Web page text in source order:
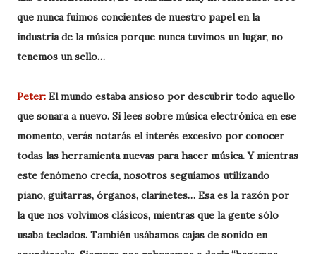
que nunca fuimos concientes de nuestro papel en la
industria de la música porque nunca tuvimos un lugar, no
tenemos un sello…
Peter: El mundo estaba ansioso por descubrir todo aquello
que sonara a nuevo. Si lees sobre música electrónica en ese
momento, verás notarás el interés excesivo por conocer
todas las herramienta nuevas para hacer música. Y mientras
este fenómeno crecía, nosotros seguíamos utilizando
piano, guitarras, órganos, clarinetes… Esa es la razón por
la que nos volvimos clásicos, mientras que la gente sólo
usaba teclados. También usábamos cajas de sonido en